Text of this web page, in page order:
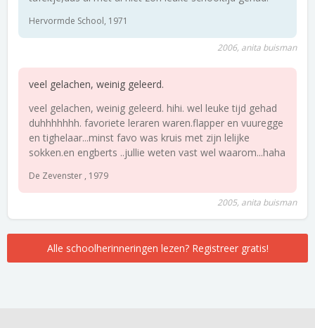
Hervormde School, 1971
2006, anita buisman
veel gelachen, weinig geleerd.
veel gelachen, weinig geleerd. hihi. wel leuke tijd gehad
duhhhhhhh. favoriete leraren waren.flapper en vuuregge
en tighelaar...minst favo was kruis met zijn lelijke
sokken.en engberts ..jullie weten vast wel waarom...haha
De Zevenster , 1979
2005, anita buisman
Alle schoolherinneringen lezen? Registreer gratis!